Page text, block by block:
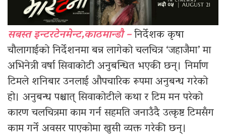
सबस्त इन्टरटेनमेन्ट,काठमान्डौ –निर्देशक कृषा
चौलागाईको निर्देशनमा बन्न लागेको चलचित्र ‘जहाजैमा’ मा
अभिनेत्री वर्षा सिवाकोटी अनुबन्धित भएकी छन्। निर्माण
टिमले शनिबार उनलाई औपचारिक रूपमा अनुबन्ध गरेको
हो। अनुबन्ध पश्चात् सिवाकोटीले कथा र टिम मन परेको
कारण चलचित्रमा काम गर्न सहमति जनाउँदै उत्कृष्ट टिमसँग
काम गर्ने अवसर पाएकोमा खुसी व्यक्त गरेकी छन्।